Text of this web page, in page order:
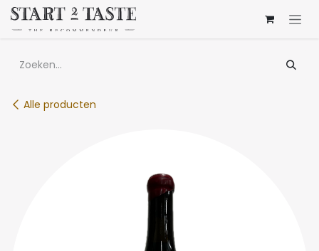
Overslaan naar inhoud
Alle producten